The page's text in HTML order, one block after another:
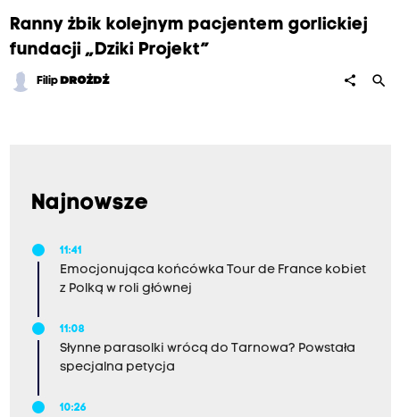
Ranny żbik kolejnym pacjentem gorlickiej
fundacji „Dziki Projekt”
Filip DROŻDŻ share search
Najnowsze
11:41
Emocjonująca końcówka Tour de France kobiet
z Polką w roli głównej
11:08
Słynne parasolki wrócą do Tarnowa? Powstała
specjalna petycja
10:26